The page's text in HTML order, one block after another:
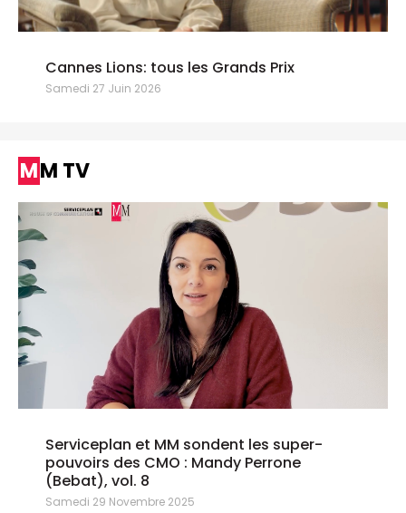
Cannes Lions: tous les Grands Prix
Samedi 27 Juin 2026
MM TV
Serviceplan et MM sondent les super-
pouvoirs des CMO : Mandy Perrone
(Bebat), vol. 8
Samedi 29 Novembre 2025